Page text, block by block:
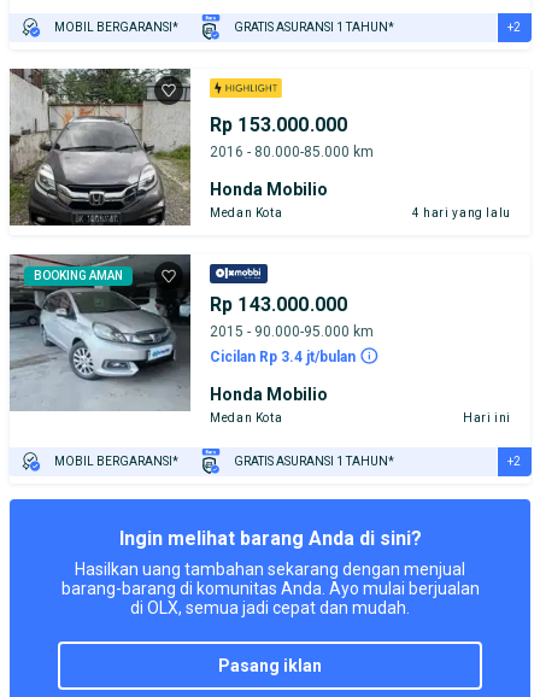
MOBIL BERGARANSI* GRATIS ASURANSI 1 TAHUN* +2
Rp 153.000.000
2016 - 80.000-85.000 km
Honda Mobilio
Medan Kota 4 hari yang lalu
BOOKING AMAN
Rp 143.000.000
2015 - 90.000-95.000 km
Cicilan Rp 3.4 jt/bulan
Honda Mobilio
Medan Kota Hari ini
MOBIL BERGARANSI* GRATIS ASURANSI 1 TAHUN* +2
Ingin melihat barang Anda di sini?
Hasilkan uang tambahan sekarang dengan menjual
barang-barang di komunitas Anda. Ayo mulai berjualan
di OLX, semua jadi cepat dan mudah.
pasang iklan